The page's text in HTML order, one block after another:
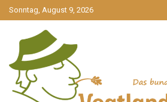
gehe
zum
Sonntag, August 9, 2026